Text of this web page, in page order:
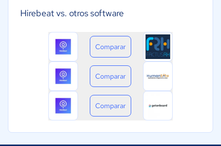
Hirebeat vs. otros software
Comparar
Comparar
Comparar